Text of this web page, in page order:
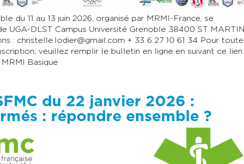
du 11 au 13 juin 2026, organisé par MRMI-France, se
UGA-DLST Campus Université Grenoble 38400 ST MARTIN
: christelle.lodier@gmail.com + 33 6 27 10 61 34 Pour toute
veuillez remplir le bulletin en ligne en suivant ce lien:
Basique
du 22 janvier 2026 :
: répondre ensemble ?